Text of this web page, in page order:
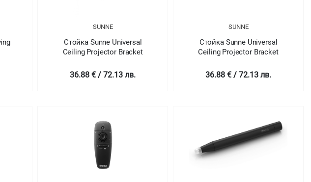
SUNNE
Стойка Sunne Universal
Ceiling Projector Bracket
36.88 € / 72.13 лв.
SUNNE
Стойка Sunne Universal
Ceiling Projector Bracket
36.88 € / 72.13 лв.